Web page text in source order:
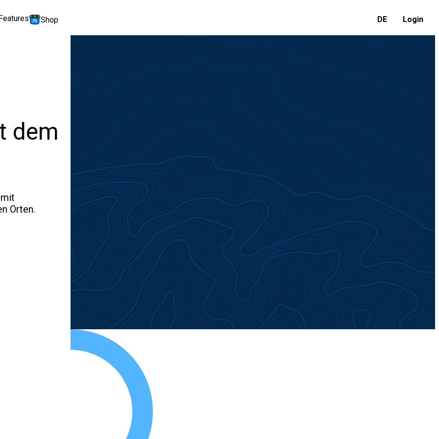
Shop DE Login
dem
Orten.